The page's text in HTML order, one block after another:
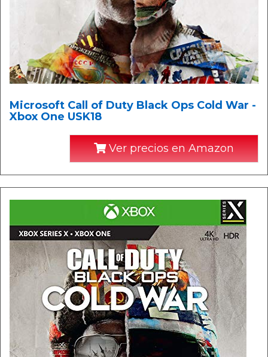
Microsoft Call of Duty Black Ops Cold War -
Xbox One USK18
Ver precios en Amazon